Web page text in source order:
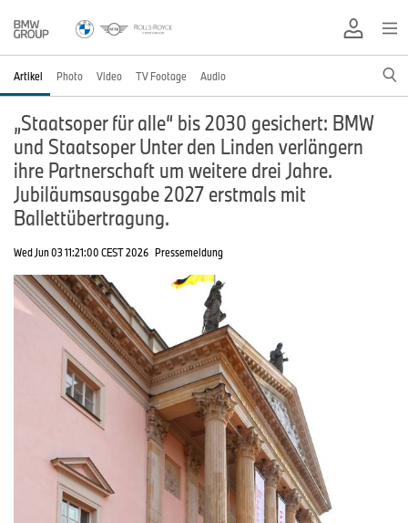
Artikel Photo Video TV Footage Audio
„Staatsoper für alle“ bis 2030 gesichert: BMW
und Staatsoper Unter den Linden verlängern
ihre Partnerschaft um weitere drei Jahre.
Jubiläumsausgabe 2027 erstmals mit
Ballettübertragung.
Wed Jun 03 11:21:00 CEST 2026 Pressemeldung